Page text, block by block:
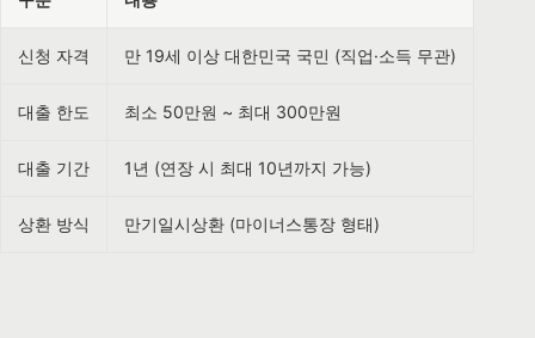
신청 자격 만 19세 이상 대한민국 국민 (직업·소득 무관)
대출 한도 최소 50만원 ~ 최대 300만원
대출 기간 1년 (연장 시 최대 10년까지 가능)
상환 방식 만기일시상환 (마이너스통장 형태)